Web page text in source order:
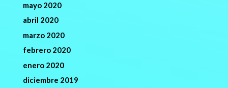
mayo 2020
abril 2020
marzo 2020
febrero 2020
enero 2020
diciembre 2019